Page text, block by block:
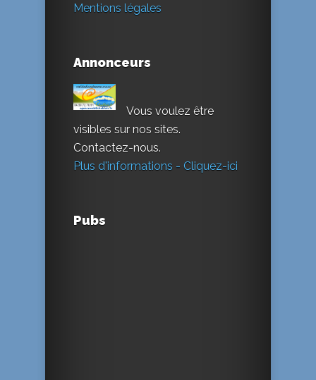
Mentions légales
Annonceurs
Vous voulez être
visibles sur nos sites.
Contactez-nous.
Plus d'informations - Cliquez-ici
Pubs